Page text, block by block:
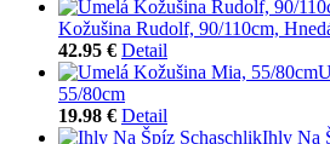
Kožušina Rudolf, 90/110cm,
42.95 € Detail
55/80cm
19.98 € Detail
Ihly Na